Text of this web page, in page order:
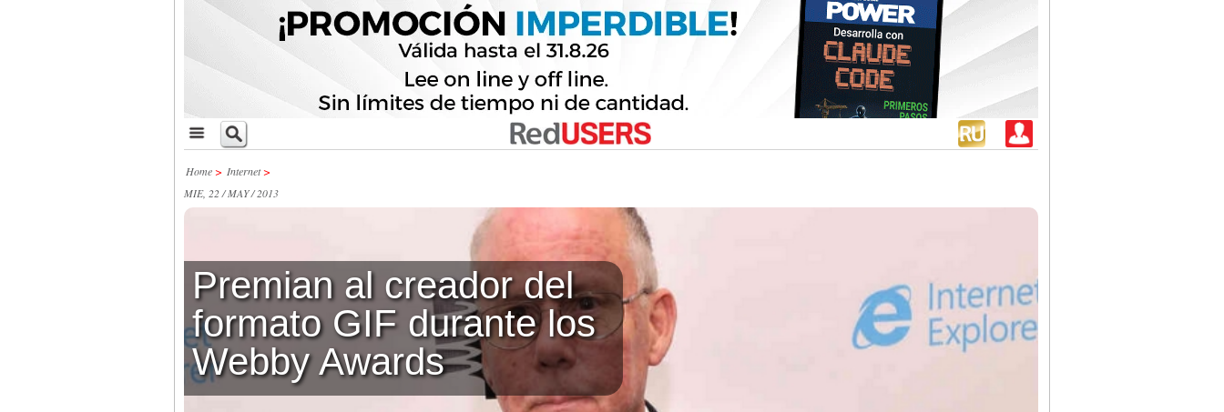
Home> Internet>
MIE, 22 / MAY / 2013
Premian al creador del
formato GIF durante los
Webby Awards